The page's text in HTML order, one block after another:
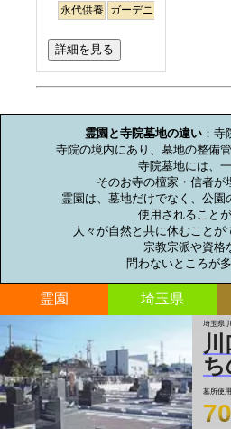
永代供養 ガーデニング
詳細を見る
霊園と寺院墓地の違い ：寺
寺院の境内にあり、墓地の整備
寺院墓地には、
そのお寺の檀家・信者が
霊園は、墓地だけでなく、公園
使用されることが
人々が自然と共に休むことが
宗教宗派や資格
問わないところが多
霊園 埼玉県
埼玉県
ち
墓所使
70